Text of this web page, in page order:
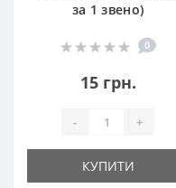
за 1 звено)
0
15 грн.
- +
КУПИТИ